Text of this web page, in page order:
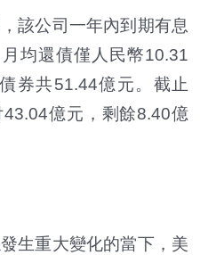
該公司一年內到期有息
均還債僅人民幣10.31
券共51.44億元。截止
億元，剩餘8.40億
生重大變化的當下，美